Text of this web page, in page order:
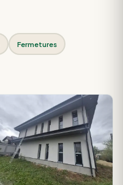
Fermetures